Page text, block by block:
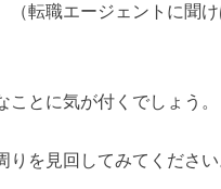
（転職エージェントに聞
ことに気が付くでしょう。
りを見回してみてください